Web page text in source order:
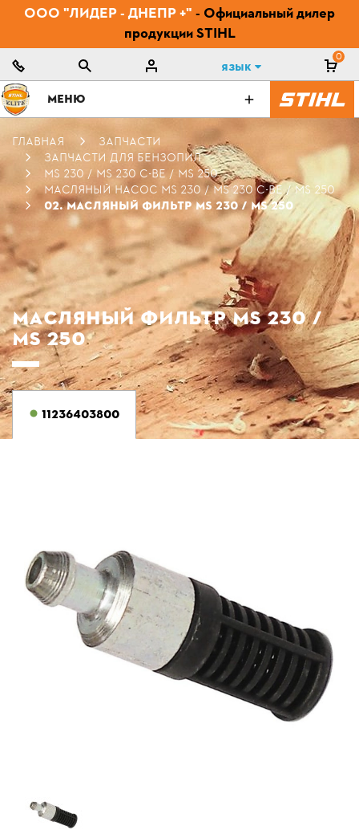
ООО "ЛИДЕР - ДНЕПР +" - Официальный дилер
продукции STIHL
Язык
0
МЕНЮ
ГЛАВНАЯ
ЗАПЧАСТИ
ЗАПЧАСТИ ДЛЯ БЕНЗОПИЛ
MS 230 / MS 230 C-BE / MS 250
МАСЛЯНЫЙ НАСОС MS 230 / MS 230 C-BE / MS 250
02. МАСЛЯНЫЙ ФИЛЬТР MS 230 / MS 250
МАСЛЯНЫЙ ФИЛЬТР MS 230 /
MS 250
11236403800